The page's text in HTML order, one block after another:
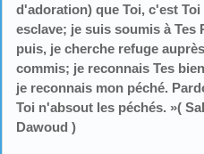
d'adoration) que Toi, c'est
esclave; je suis soumis à Tes
puis, je cherche refuge
commis; je reconnais Tes
je reconnais mon péché.
Toi n'absout les péchés. »(
Dawoud )